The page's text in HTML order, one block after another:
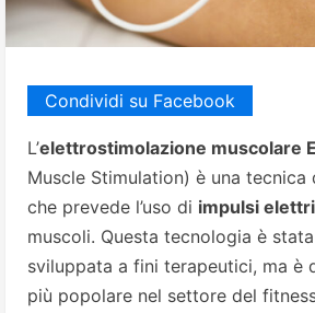
Condividi su Facebook
L’elettrostimolazione muscolare
Muscle Stimulation) è una tecnica
che prevede l’uso di impulsi
muscoli. Questa tecnologia è
sviluppata a fini terapeutici, ma è
più popolare nel settore del